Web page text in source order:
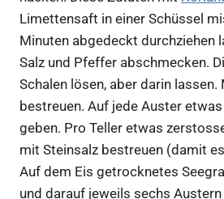
Limettensaft in einer Schüssel
Minuten abgedeckt durchziehen
Salz und Pfeffer abschmecken.
Schalen lösen, aber darin
bestreuen. Auf jede Auster
geben. Pro Teller etwas
mit Steinsalz bestreuen (damit
Auf dem Eis getrocknetes
und darauf jeweils sechs